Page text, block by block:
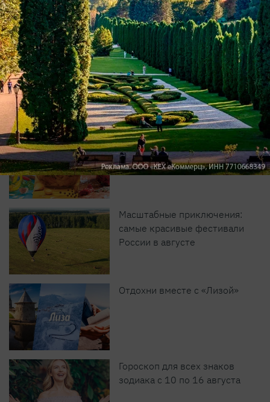
Одноклассники Rutube
YouTube Дзен
Pinterest Max
Рекомендуем
Домашние заготовки от
«Лизы»
Масштабные приключения:
самые красивые фестивали
России в августе
Отдохни вместе с «Лизой»
Гороскоп для всех знаков
зодиака с 10 по 16 августа